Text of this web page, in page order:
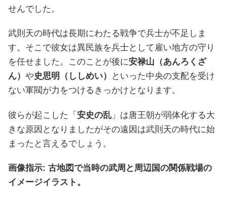
せんでした。
武則天の時代は長期にわたる戦争で兵士が不足しま
す。そこで彼女は異民族を兵士として雇い地方の守り
を任せました。このことが後に安禄山（あんろくざ
ん） や史思明（ししめい）
といった中央の支配を受け
ない軍閥が力をつけるきっかけとなります。
彼らが起こした「 安史の乱 」は唐王朝が弱体化する大
きな原因となりましたがその遠因は武則天の時代に始
まったと言えるでしょう。
画像指示: 古地図で当時の武周と周辺国の関係戦場の
イメージイラスト。